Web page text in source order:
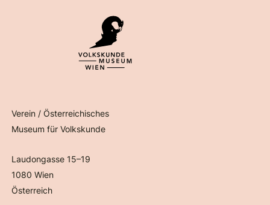
Verein / Österreichisches
Museum für Volkskunde
Laudongasse 15–19
1080 Wien
Österreich